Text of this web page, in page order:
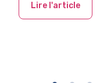
Lire l'article